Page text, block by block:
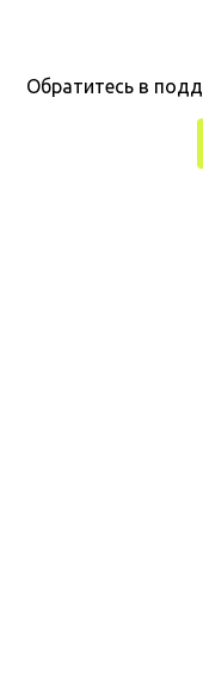
Обратитесь в